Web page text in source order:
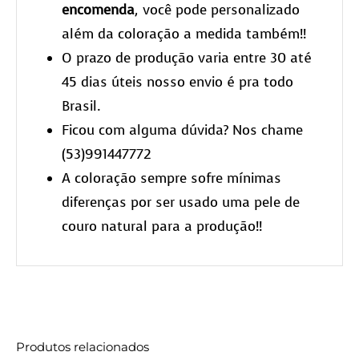
encomenda, você pode personalizado
além da coloração a medida também!!
O prazo de produção varia entre 30 até
45 dias úteis nosso envio é pra todo
Brasil.
Ficou com alguma dúvida? Nos chame
(53)991447772
A coloração sempre sofre mínimas
diferenças por ser usado uma pele de
couro natural para a produção!!
Produtos relacionados